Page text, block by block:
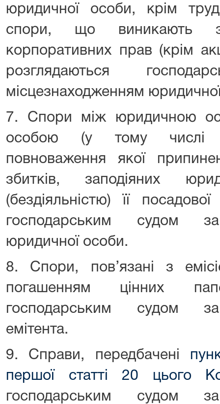
юридичної особи, крім
спори, що виникають
корпоративних прав (крім
розглядаються
місцезнаходженням
7. Спори між юридичною
особою (у тому числі
повноваження якої
збитків, заподіяних
(бездіяльністю) її
господарським судом за
юридичної особи.
8. Спори, пов’язані з
погашенням цінних
господарським судом за
емітента.
9. Справи, передбачені
першої статті 20 цього
господарським судом за